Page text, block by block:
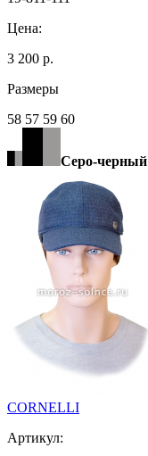
Цена:
3 200 р.
Размеры
58 57 59 60
Серо-черный
CORNELLI
Артикул: